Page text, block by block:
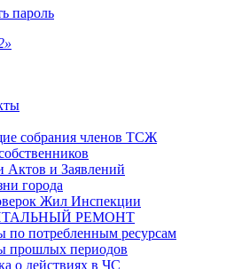
пароль
собрания членов ТСЖ
Актов и Заявлений
города
Жил Инспекции
РЕМОНТ
по потребленным ресурсам
прошлых периодов
о действиях в ЧС